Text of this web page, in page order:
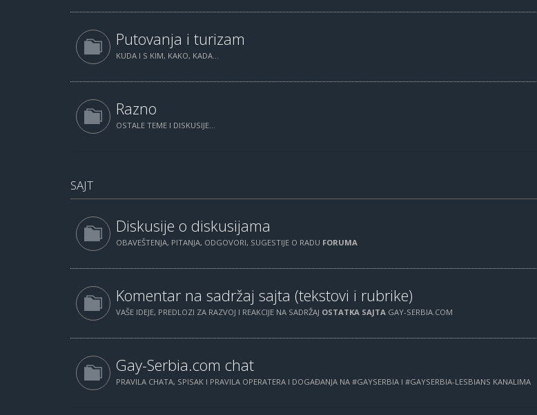
Putovanja i turizam
KUDA I S KIM, KAKO, KADA...
Razno
OSTALE TEME I DISKUSIJE...
SAJT
Diskusije o diskusijama
OBAVEŠTENJA, PITANJA, ODGOVORI, SUGESTIJE O RADU FORUMA
Komentar na sadržaj sajta (tekstovi i rubrike)
VAŠE IDEJE, PREDLOZI ZA RAZVOJ I REAKCIJE NA SADRŽAJ OSTATKA SAJTA GAY-SERBIA.COM
Gay-Serbia.com chat
PRAVILA CHATA, SPISAK I PRAVILA OPERATERA I DOGAĐANJA NA #GAYSERBIA I #GAYSERBIA-LESBIANS KANALIMA